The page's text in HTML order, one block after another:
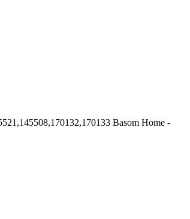
Basom Home -